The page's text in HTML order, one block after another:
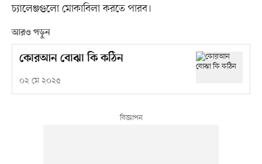
চ্যালেঞ্জগুলো মোকাবিলা করতে পারব।
আরও পড়ুন
কোরআন বোঝা কি কঠিন
০২ মে ২০২৫